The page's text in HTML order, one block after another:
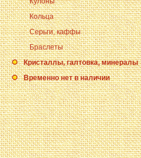
Кольца
Серьги, каффы
Браслеты
Кристаллы, галтовка, минералы
Временно нет в наличии